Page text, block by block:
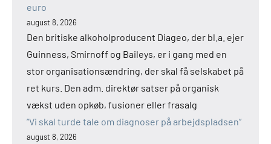
euro
august 8, 2026
Den britiske alkoholproducent Diageo, der bl.a. ejer
Guinness, Smirnoff og Baileys, er i gang med en
stor organisationsændring, der skal få selskabet på
ret kurs. Den adm. direktør satser på organisk
vækst uden opkøb, fusioner eller frasalg
“Vi skal turde tale om diagnoser på arbejdspladsen”
august 8, 2026